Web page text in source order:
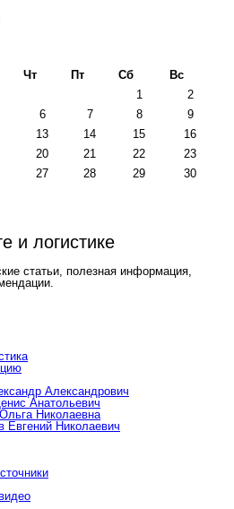
Чт Пт Сб
Вс
1
2
6 7 8
9
13 14 15
16
20 21 22
23
27 28 29
30
и логистике
статьи, полезная информация,
Александрович
Анатольевич
Николаевна
Евгений Николаевич